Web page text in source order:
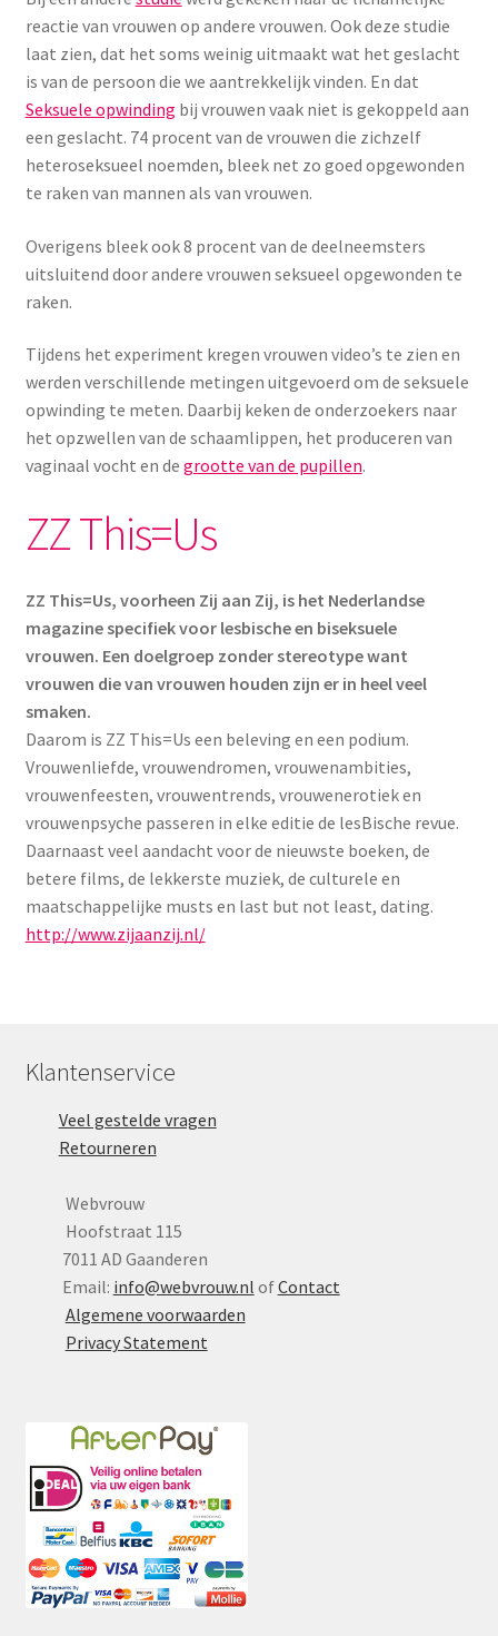
reactie van vrouwen op andere vrouwen. Ook deze studie
laat zien, dat het soms weinig uitmaakt wat het geslacht
is van de persoon die we aantrekkelijk vinden. En dat
Seksuele opwinding bij vrouwen vaak niet is gekoppeld aan
een geslacht. 74 procent van de vrouwen die zichzelf
heteroseksueel noemden, bleek net zo goed opgewonden
te raken van mannen als van vrouwen.
Overigens bleek ook 8 procent van de deelneemsters
uitsluitend door andere vrouwen seksueel opgewonden te
raken.
Tijdens het experiment kregen vrouwen video’s te zien en
werden verschillende metingen uitgevoerd om de seksuele
opwinding te meten. Daarbij keken de onderzoekers naar
het opzwellen van de schaamlippen, het produceren van
vaginaal vocht en de grootte van de pupillen.
ZZ This=Us
ZZ This=Us, voorheen Zij aan Zij, is het Nederlandse
magazine specifiek voor lesbische en biseksuele
vrouwen. Een doelgroep zonder stereotype want
vrouwen die van vrouwen houden zijn er in heel veel
smaken.
Daarom is ZZ This=Us een beleving en een podium.
Vrouwenliefde, vrouwendromen, vrouwenambities,
vrouwenfeesten, vrouwentrends, vrouwenerotiek en
vrouwenpsyche passeren in elke editie de lesBische revue.
Daarnaast veel aandacht voor de nieuwste boeken, de
betere films, de lekkerste muziek, de culturele en
maatschappelijke musts en last but not least, dating.
http://www.zijaanzij.nl/
Klantenservice
Veel gestelde vragen
Retourneren
Webvrouw
Hoofstraat 115
7011 AD Gaanderen
Email: info@webvrouw.nl ofContact
Algemene voorwaarden
Privacy Statement